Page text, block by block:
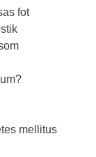
fot
mellitus